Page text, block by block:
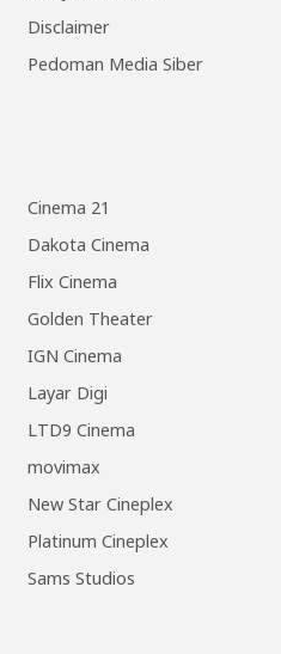
Cinema 21
Dakota Cinema
Flix Cinema
Golden Theater
IGN Cinema
Layar Digi
LTD9 Cinema
movimax
New Star Cineplex
Platinum Cineplex
Sams Studios
Disclaimer
Pedoman Media Siber